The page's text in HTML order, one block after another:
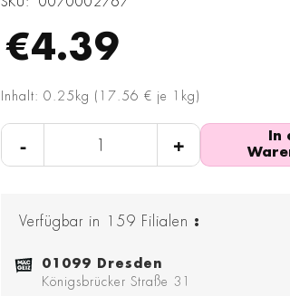
€4.39
Inhalt: 0.25kg (17.56 € je 1kg)
- +
In
Verfügbar in 159 Filialen :
01099 Dresden
Königsbrücker Straße 31